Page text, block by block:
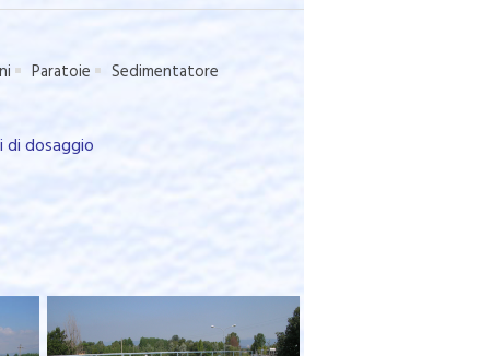
Paratoie
Sedimentatore
di dosaggio